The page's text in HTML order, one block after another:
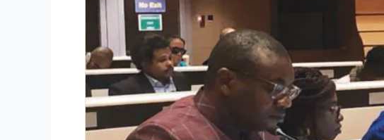
28È
SESSION
COMITE
DES
DROITS
DES
PERSONNES